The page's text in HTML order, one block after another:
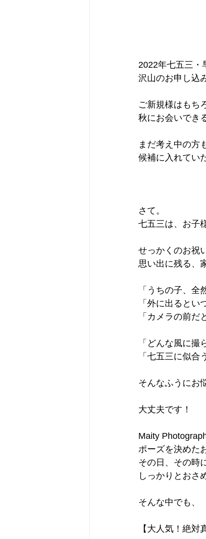
2022年七五三・
沢山のお申し込
ご新規様はもち
秋にお会いでき
まだ考え中の方
候補に入れてい
さて。
七五三は、お子
せっかくのお祝
思い出に残る、
「うちの子、全
「外に出るとい
「カメラの前だ
「どんな風に撮
「七五三に似合
そんなふうにお
大丈夫です！
Maity
ポーズを決めた
その日、その時
しっかりとおさ
そんな中でも、
【大人気！絶対